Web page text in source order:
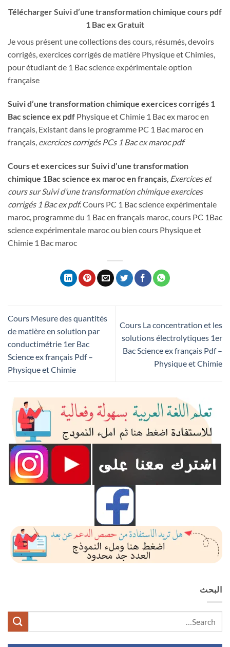
Télécharger Suivi d’une transformation chimique cours pdf
1 Bac ex Gratuit
Je vous présent une collections des cours, résumés, devoirs
corrigés, exercices corrigés de matière Physique et Chimies,
pour étudiant de 1 Bac science expérimentale option
française
Suivi d’une transformation chimique exercices corrigés 1
Bac science ex pdf Physique et Chimie 1 Bac ex maroc en
français, Existant dans le programme PC 1 Bac maroc en
français, exercices corrigés PCs 1 Bac ex maroc pdf
Cours et exercices sur Suivi d’une transformation
chimique 1Bac science ex maroc en français, Exercices et
cours sur Suivi d’une transformation chimique exercices
corrigés 1 Bac ex pdf. Cours PC 1 Bac science expérimentale
maroc, programme du 1 Bac en français maroc, cours PC 1Bac
science expérimentale maroc ou bien cours Physique et
Chimie 1 Bac maroc
Cours La concentration et les
solutions électrolytiques 1er
Bac Science ex français Pdf –
Physique et Chimie
Cours Mesure des quantités
de matière en solution par
conductimétrie 1er Bac
Science ex français Pdf –
Physique et Chimie
البحث